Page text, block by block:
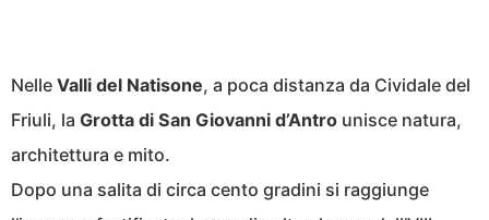
Nelle Valli del Natisone, a poca distanza da Cividale del
Friuli, la Grotta di San Giovanni d’Antro unisce natura,
architettura e mito.
Dopo una salita di circa cento gradini si raggiunge